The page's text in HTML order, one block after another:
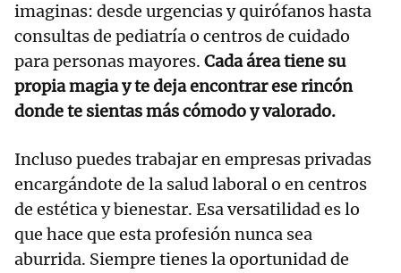
imaginas: desde urgencias y quirófanos hasta
consultas de pediatría o centros de cuidado
para personas mayores. Cada área tiene su
propia magia y te deja encontrar ese rincón
donde te sientas más cómodo y valorado.
​Incluso puedes trabajar en empresas privadas
encargándote de la salud laboral o en centros
de estética y bienestar. Esa versatilidad es lo
que hace que esta profesión nunca sea
aburrida. Siempre tienes la oportunidad de